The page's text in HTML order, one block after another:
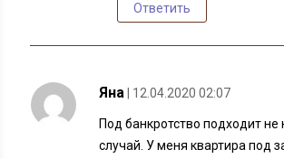
Ответить
Яна | 12.04.2020 02:07
Под банкротство подходит
случай. У меня квартира под